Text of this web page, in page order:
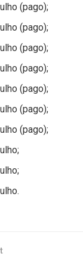
(pago);
(pago);
(pago);
(pago);
(pago);
(pago);
(pago);